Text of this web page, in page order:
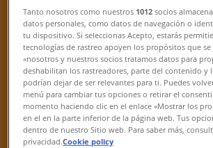
Rock Point
Masarykova 16, Brno
364 m
Otevřeno
Tanto nosotros como nuestros 1012 socios
datos personales, como datos de navegación o
tu dispositivo. Si seleccionas Acepto, estarás
tecnologías de rastreo apoyen los propósitos que se
«nosotros y nuestros socios tratamos datos para
deshabilitan los rastreadores, parte del contenido y
podrían dejar de ser relevantes para ti. Puedes
menú para cambiar tus opciones o retirar el
momento haciendo clic en el enlace «Mostrar los
en el en la parte inferior de la página web. Tus
dentro de nuestro Sitio web. Para saber más,
privacidad.Cookie policy